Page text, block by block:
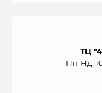
ТЦ
Пн-Нд,